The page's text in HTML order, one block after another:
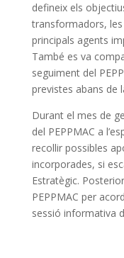
defineix els
transformadors,
principals agents
També es va
seguiment del
previstes abans de
Durant el mes de
del PEPPMAC a
recollir possibles
incorporades, si
Estratègic.
PEPPMAC per
sessió informativa